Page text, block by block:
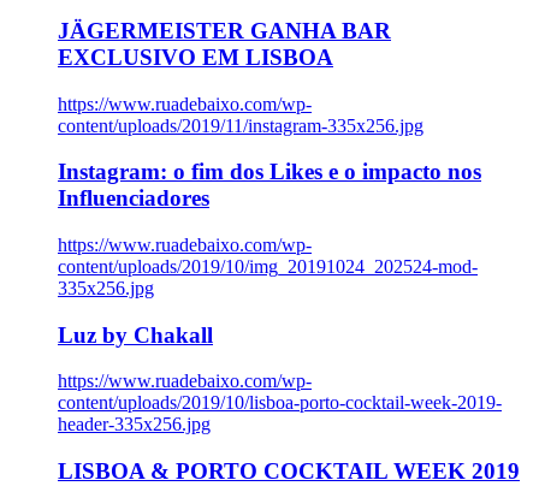
JÄGERMEISTER GANHA BAR
EXCLUSIVO EM LISBOA
https://www.ruadebaixo.com/wp-
content/uploads/2019/11/instagram-335x256.jpg
Instagram: o fim dos Likes e o impacto nos
Influenciadores
https://www.ruadebaixo.com/wp-
content/uploads/2019/10/img_20191024_202524-mod-
335x256.jpg
Luz by Chakall
https://www.ruadebaixo.com/wp-
content/uploads/2019/10/lisboa-porto-cocktail-week-2019-
header-335x256.jpg
LISBOA & PORTO COCKTAIL WEEK 2019